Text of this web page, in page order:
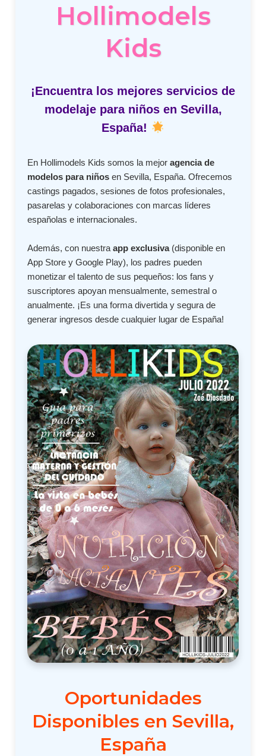
Hollimodels
Kids
¡Encuentra los mejores servicios de
modelaje para niños en Sevilla,
España!
En Hollimodels Kids somos la mejoragencia de
modelos para niños en Sevilla, España. Ofrecemos
castings pagados, sesiones de fotos profesionales,
pasarelas y colaboraciones con marcas líderes
españolas e internacionales.
Además, con nuestraapp exclusiva(disponible en
App Store y Google Play), los padres pueden
monetizar el talento de sus pequeños: los fans y
suscriptores apoyan mensualmente, semestral o
anualmente. ¡Es una forma divertida y segura de
generar ingresos desde cualquier lugar de España!
Oportunidades
Disponibles en Sevilla,
España